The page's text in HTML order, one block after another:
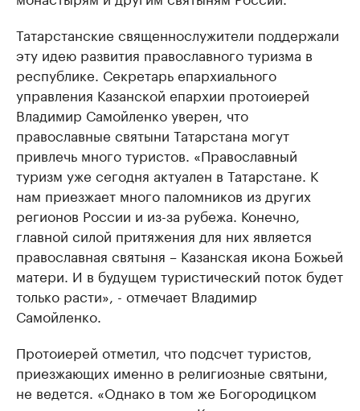
Татарстанские священнослужители поддержали
эту идею развития православного туризма в
республике. Секретарь епархиального
управления Казанской епархии протоиерей
Владимир Самойленко уверен, что
православные святыни Татарстана могут
привлечь много туристов. «Православный
туризм уже сегодня актуален в Татарстане. К
нам приезжает много паломников из других
регионов России и из-за рубежа. Конечно,
главной силой притяжения для них является
православная святыня – Казанская икона Божьей
матери. И в будущем туристический поток будет
только расти», - отмечает Владимир
Самойленко.
Протоиерей отметил, что подсчет туристов,
приезжающих именно в религиозные святыни,
не ведется. «Однако в том же Богородицком